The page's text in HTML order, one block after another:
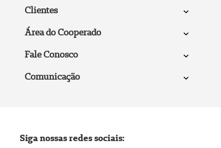
Clientes
Área do Cooperado
Fale Conosco
Comunicação
Siga nossas redes sociais: